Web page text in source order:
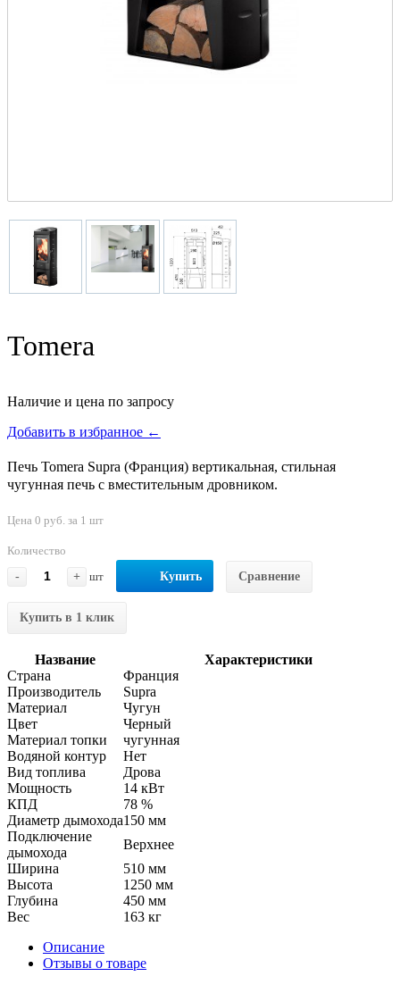
Tomera
Наличие и цена по запросу
Добавить в избранное ←
Печь Tomera Supra (Франция) вертикальная, стильная
чугунная печь с вместительным дровником.
Цена 0 руб. за 1 шт
Количество
-
+ шт Купить Сравнение
Купить в 1 клик
Название
Характеристики
Страна
Франция
Производитель
Supra
Материал
Чугун
Цвет
Черный
Материал топки
чугунная
Водяной контур
Нет
Вид топлива
Дрова
Мощность
14 кВт
КПД
78 %
Диаметр дымохода150 мм
Подключение
дымохода
Верхнее
Ширина
510 мм
Высота
1250 мм
Глубина
450 мм
Вес
163 кг
Описание
Отзывы о товаре